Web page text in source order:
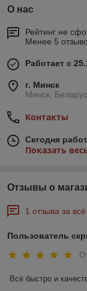
О нас
Рейтинг не
Менее 5
Работает с
г. Минск
Минск,
Контакты
Сегодня
Показать
Отзывы о
1 отзыва за
Пользователь
Всё быстро и